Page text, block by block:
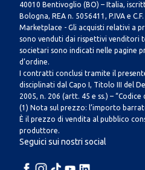
40010 Bentivoglio (BO) – Italia,
Bologna, REA n. 5056411, P.IVA e
Marketplace - Gli acquisti relativi a
sono venduti dai rispettivi venditori
societari sono indicati nelle pagine
d’ordine.
I contratti conclusi tramite il
disciplinati dal Capo I, Titolo III del
2005, n. 206 (artt. 45 e ss.) – “Codice
(1) Nota sul prezzo: l’importo
È il prezzo di vendita al pubblico
produttore.
Seguici sui nostri social